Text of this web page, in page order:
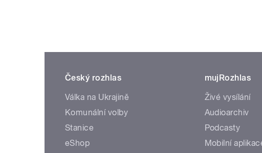
Český rozhlas
Válka na Ukrajině
Komunální volby
Stanice
eShop
mujRozhlas
Živé vysílání
Audioarchiv
Podcasty
Mobilní